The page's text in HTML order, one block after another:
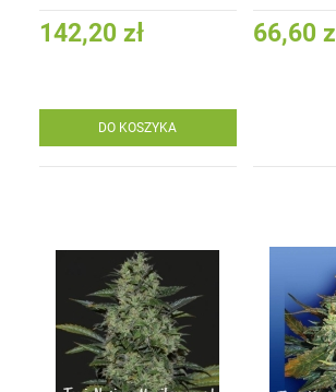
142,20 zł
DO KOSZYKA
66,60